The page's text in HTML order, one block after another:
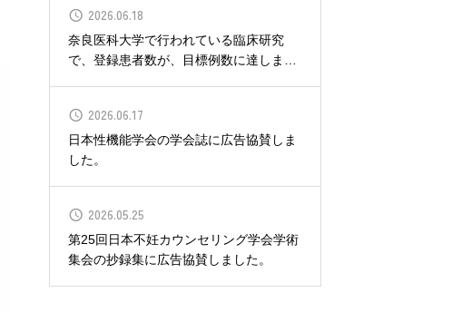
2026.06.18
奈良医科大学で行われている臨床研究
で、登録患者数が、目標例数に達しまし
2026.06.17
日本性機能学会の学会誌に広告協賛しま
した。
2026.05.25
第25回日本不妊カウンセリング学会学術
集会の抄録集に広告協賛しました。